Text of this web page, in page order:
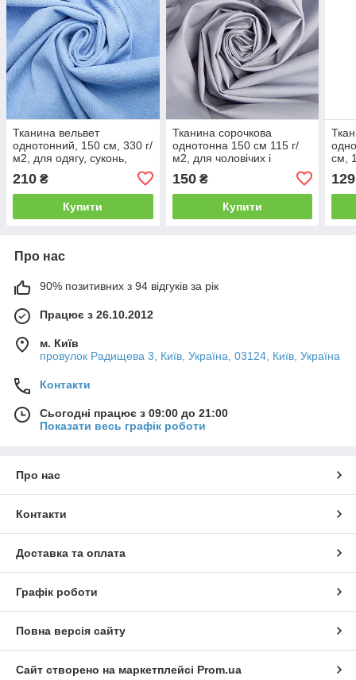
Тканина вельвет
однотонний, 150 см, 330 г/
м2, для одягу, суконь,
блакитний
210 ₴
Купити
Тканина сорочкова
однотонна 150 см 115 г/
м2, для чоловічих і
(8907) сірий
150₴
Купити
см,
129
Про нас
90% позитивних з 94 відгуків за рік
Працює з 26.10.2012
м. Київ
провулок Радищева 3, Київ, Україна, 03124, Київ, Україна
Контакти
Сьогодні працює з 09:00 до 21:00
Показати весь графік роботи
Про нас
Контакти
Доставка та оплата
Графік роботи
Повна версія сайту
Сайт створено на маркетплейсі Prom.ua